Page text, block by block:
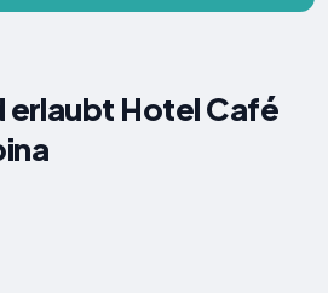
erlaubt Hotel Café